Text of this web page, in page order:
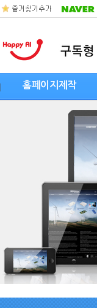
홈페이지제작
왜 해피에이아이인가?
웹표준/웹접근성
검색엔진 최적화